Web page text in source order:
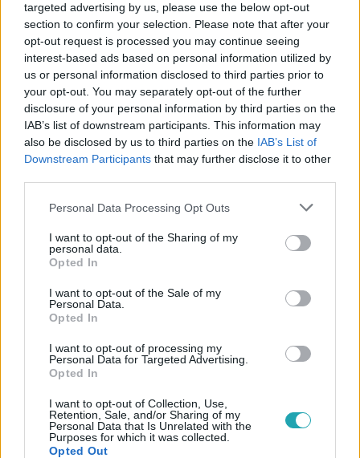
targeted advertising by us, please use the below opt-out
section to confirm your selection. Please note that after your
opt-out request is processed you may continue seeing
interest-based ads based on personal information utilized by
us or personal information disclosed to third parties prior to
your opt-out. You may separately opt-out of the further
disclosure of your personal information by third parties on the
IAB’s list of downstream participants. This information may
also be disclosed by us to third parties on the IAB’s List of
Downstream Participants that may further disclose it to other
Please note that this website/app uses one or more Google
not limited to your visit or usage behaviour. You may click to
grant or deny consent to Google and its third-party tags to
use your data for below specified purposes in below Google
consent section.
Personal Data Processing Opt Outs
I want to opt-out of the Sharing of my
personal data.
Opted In
I want to opt-out of the Sale of my
Personal Data.
Opted In
I want to opt-out of processing my
Personal Data for Targeted Advertising.
Opted In
I want to opt-out of Collection, Use,
Retention, Sale, and/or Sharing of my
Personal Data that Is Unrelated with the
Purposes for which it was collected.
Opted Out
#EURÓPA #MÉDIATÖRVÉNY # MÉDIA
KÖZMÉDIA
Népszerű